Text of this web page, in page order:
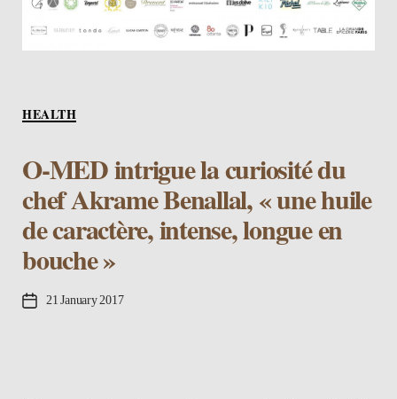
HEALTH
O-MED intrigue la curiosité du
chef Akrame Benallal, « une huile
de caractère, intense, longue en
bouche »
Post21 January 2017